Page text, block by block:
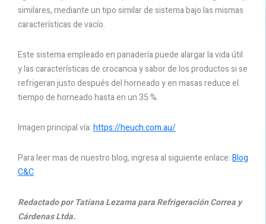
similares, mediante un tipo similar de sistema bajo las mismas
características de vacío.
Este sistema empleado en panadería puede alargar la vida útil
y las características de crocancia y sabor de los productos si se
refrigeran justo después del horneado y en masas reduce el
tiempo de horneado hasta en un 35 %.
Imagen principal vía:https://heuch.com.au/
Para leer mas de nuestro blog, ingresa al siguiente enlace:Blog
C&C
Redactado por Tatiana Lezama para Refrigeración Correa y
Cárdenas Ltda.